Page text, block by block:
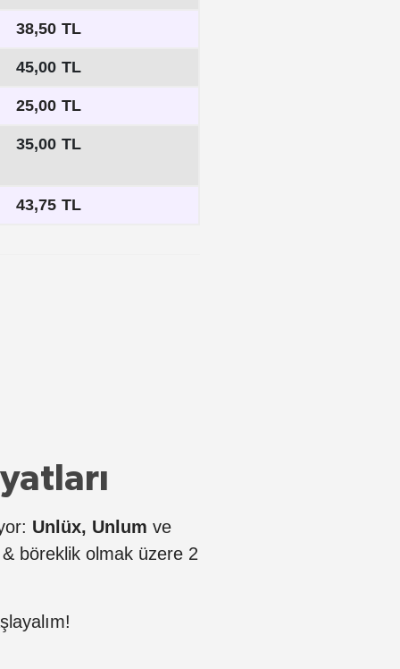
38,50 TL
45,00 TL
25,00 TL
35,00 TL
43,75 TL
Unlüx, Unlum ve
böreklik olmak üzere 2